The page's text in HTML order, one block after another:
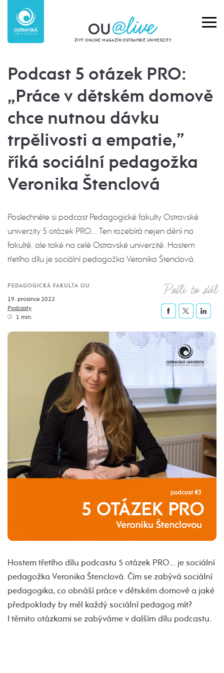
ŽIVÝ ONLINE MAGAZÍN OSTRAVSKÉ UNIVERZITY
Podcast 5 otázek PRO:
„Práce v dětském domově
chce nutnou dávku
trpělivosti a empatie,”
říká sociální pedagožka
Veronika Štenclová
Poslechněte si podcast Pedagogické fakulty Ostravské
univerzity 5 otázek PRO... Ten rozebírá nejen dění na
fakultě, ale také na celé Ostravské univerzitě. Hostem
třetího dílu je sociální pedagožka Veronika Štenclová.
PEDAGOGICKÁ FAKULTA OU
19. prosince 2022
Podcasty
1 min.
Pošli to dál
Hostem třetího dílu podcastu 5 otázek PRO… je sociální
pedagožka Veronika Štenclová. Čím se zabývá sociální
pedagogika, co obnáší práce v dětském domově a jaké
předpoklady by měl každý sociální pedagog mít?
I těmito otázkami se zabýváme v dalším dílu podcastu.